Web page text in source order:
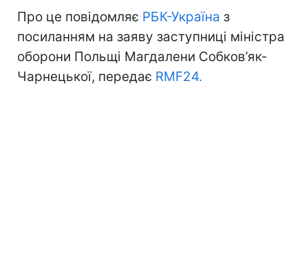
Про це повідомляє РБК-Україна з
посиланням на заяву заступниці міністра
оборони Польщі Магдалени Собков’як-
Чарнецької, передає RMF24.